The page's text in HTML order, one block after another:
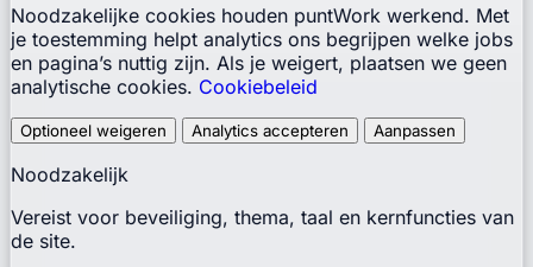
Noodzakelijke cookies houden puntWork werkend. Met
je toestemming helpt analytics ons begrijpen welke jobs
en pagina’s nuttig zijn. Als je weigert, plaatsen we geen
analytische cookies. Cookiebeleid
Optioneel weigeren Analytics accepteren Aanpassen
Noodzakelijk
Vereist voor beveiliging, thema, taal en kernfuncties van
de site.